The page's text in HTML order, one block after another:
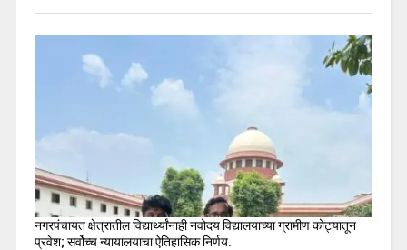
नगरपंचायत क्षेत्रातील विद्यार्थ्यांनाही नवोदय विद्यालयाच्या ग्रामीण कोट्यातून
प्रवेश; सर्वोच्च न्यायालयाचा ऐतिहासिक निर्णय.